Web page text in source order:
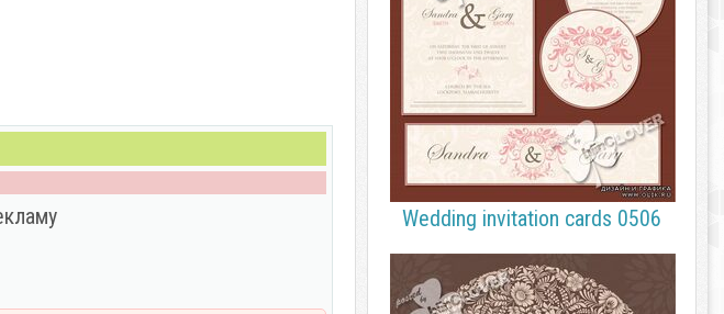
Wedding invitation cards 0506